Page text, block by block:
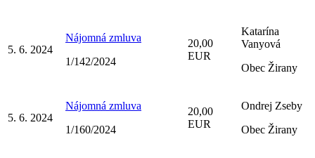
5. 6. 2024
Nájomná zmluva
1/142/2024
20,00
EUR
Katarína
Vanyová
Obec Žirany
5. 6. 2024
Nájomná zmluva
1/160/2024
20,00
EUR
Ondrej Zseby
Obec Žirany